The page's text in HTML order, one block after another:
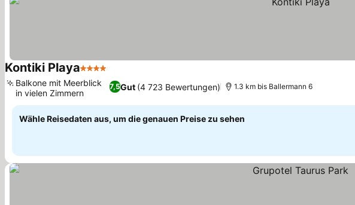
Kontiki Playa4 Sterne
7,5Gut (4 723 Bewertungen)
Balkone mit Meerblick
in vielen Zimmern
1.3 km bis Ballermann 6
Wähle Reisedaten aus, um die genauen Preise zu sehen